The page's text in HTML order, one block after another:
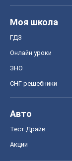
Моя школа
ГДЗ
Онлайн уроки
ЗНО
СНГ решебники
Авто
Тест Драйв
Акции